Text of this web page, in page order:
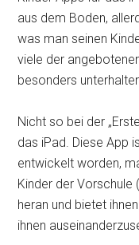
aus dem Boden,
was man seinen
viele der
besonders
Nicht so bei der
das iPad. Diese App
entwickelt worden,
Kinder der Vorschule
heran und bietet
ihnen